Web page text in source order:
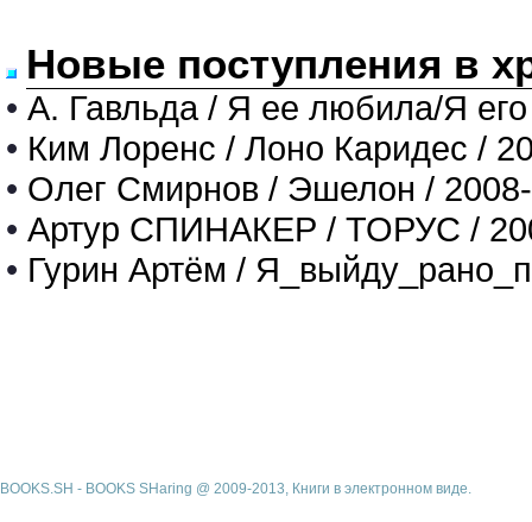
Новые поступления в
• А. Гавльда / Я ее любила/Я
• Ким Лоренс / Лоно Каридес /
• Олег Смирнов / Эшелон /
• Артур СПИНАКЕР / ТОРУС /
• Гурин Артём /
BOOKS.SH - BOOKS SHaring @ 2009-2013, Книги в электронном виде.